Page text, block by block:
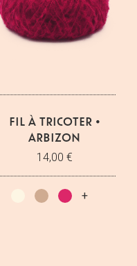
FIL À TRICOTER •
ARBIZON
14,00 €